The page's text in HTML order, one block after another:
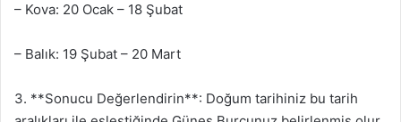
– Kova: 20 Ocak – 18 Şubat
– Balık: 19 Şubat – 20 Mart
3. **Sonucu Değerlendirin**: Doğum tarihiniz bu tarih